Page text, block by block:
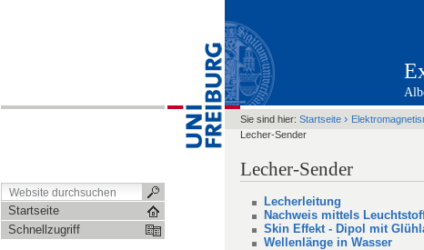
Startseite
Schnellzugriff
Sie sind hier: Startseite ›
Lecher-Sender
Lecher-Sender
Lecherleitung
Nachweis mittels
Skin Effekt - Dipol mit
Wellenlänge in Wasser